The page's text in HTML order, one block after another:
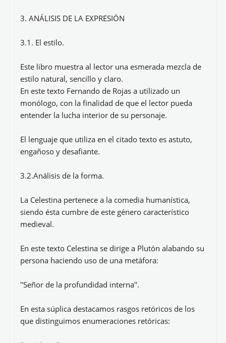
3. ANÁLISIS DE LA EXPRESIÓN
3.1. El estilo.
Este libro muestra al lector una esmerada mezcla de
estilo natural, sencillo y claro.
En este texto Fernando de Rojas a utilizado un
monólogo, con la finalidad de que el lector pueda
entender la lucha interior de su personaje.
El lenguaje que utiliza en el citado texto es astuto,
engañoso y desafiante.
3.2.Análisis de la forma.
La Celestina pertenece a la comedia humanística,
siendo ésta cumbre de este género característico
medieval.
En este texto Celestina se dirige a Plutón alabando su
persona haciendo uso de una metáfora:
''Señor de la profundidad interna''.
En esta súplica destacamos rasgos retóricos de los
que distinguimos enumeraciones retóricas: